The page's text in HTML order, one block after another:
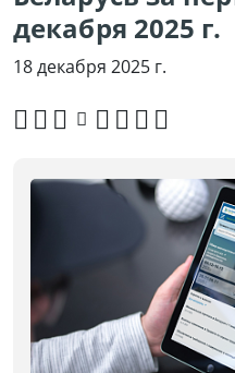
декабря 2025 г.
18 декабря 2025 г.